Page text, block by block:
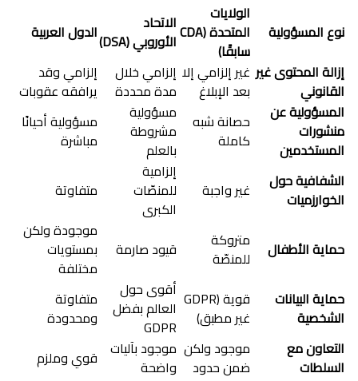
نوع المسؤولية
الولايات
المتحدة (CDA
سابقًا)
الاتحاد
الأوروبي (DSA)
الدول العربية
إزالة المحتوى غير
القانوني
غير إلزامي إلا
بعد الإبلاغ
إلزامي خلال
مدة محددة
إلزامي وقد
يرافقه عقوبات
المسؤولية عن
منشورات
المستخدمين
حصانة شبه
كاملة
مسؤولية
مشروطة
بالعلم
مسؤولية أحيانًا
مباشرة
الشفافية حول
الخوارزميات
غير واجبة
إلزامية
للمنصّات
الكبرى
متفاوتة
حماية الأطفال
متروكة
للمنصّة
قيود صارمة
موجودة ولكن
بمستويات
مختلفة
حماية البيانات
الشخصية
قوية (GDPR
غير مطبق)
أقوى حول
العالم بفضل
GDPR
متفاوتة
ومحدودة
التعاون مع
السلطات
موجود ولكن
ضمن حدود
موجود بآليات
واضحة
قوي وملزم